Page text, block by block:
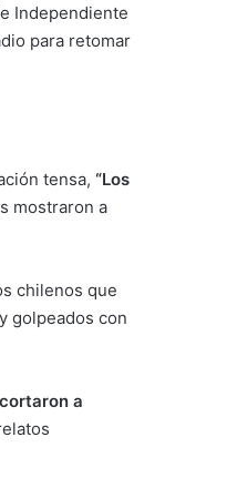
Independiente
para retomar
tensa, “Los
mostraron a
chilenos que
golpeados con
a